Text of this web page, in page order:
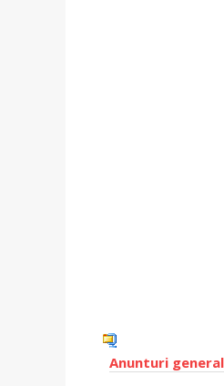
Anunturi